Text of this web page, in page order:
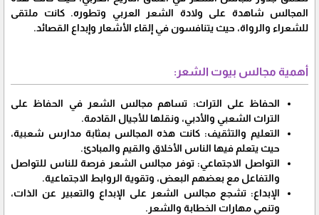
المجالس شاهدة على ولادة الشعر العربي وتطوره. كانت ملتقى
للشعراء والرواة، حيث يتنافسون في إلقاء الأشعار وإبداع القصائد.
أهمية مجالس بيوت الشعر:
الحفاظ على التراث: تساهم مجالس الشعر في الحفاظ على
التراث الشعبي والأدبي، ونقلها للأجيال القادمة.
التعليم والتثقيف: كانت هذه المجالس بمثابة مدارس شعبية،
حيث يتعلم فيها الناس الأخلاق والقيم والمبادئ.
التواصل الاجتماعي: توفر مجالس الشعر فرصة للناس للتواصل
والتفاعل مع بعضهم البعض، وتقوية الروابط الاجتماعية.
الإبداع: تشجع مجالس الشعر على الإبداع والتعبير عن الذات،
وتنمي مهارات الخطابة والشعر.